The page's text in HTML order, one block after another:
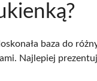
baza do
Najlepiej